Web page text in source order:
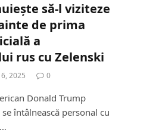
să-l viziteze
de prima
a
rus cu Zelenski
2025 0
Donald Trump
întâlnească personal cu